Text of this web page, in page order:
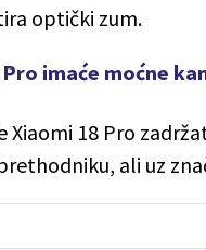
optički zum.
imaće moćne
Xiaomi 18 Pro
ali uz